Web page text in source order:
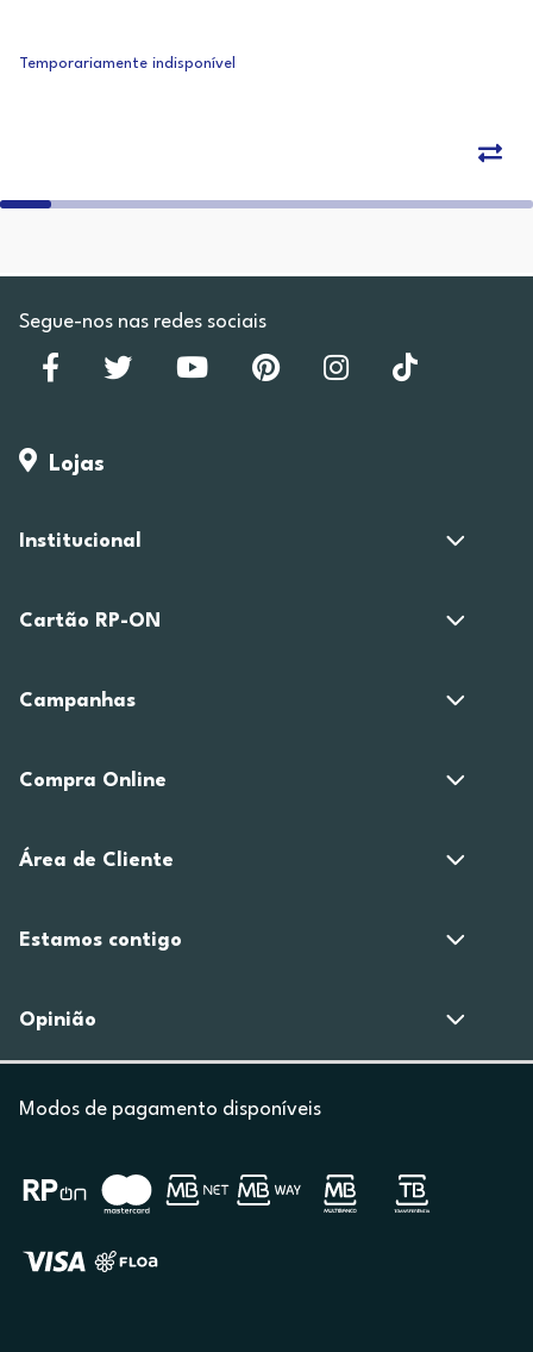
Temporariamente indisponível
Segue-nos nas redes sociais
Lojas
Institucional
Cartão RP-ON
Campanhas
Compra Online
Área de Cliente
Estamos contigo
Opinião
Modos de pagamento disponíveis